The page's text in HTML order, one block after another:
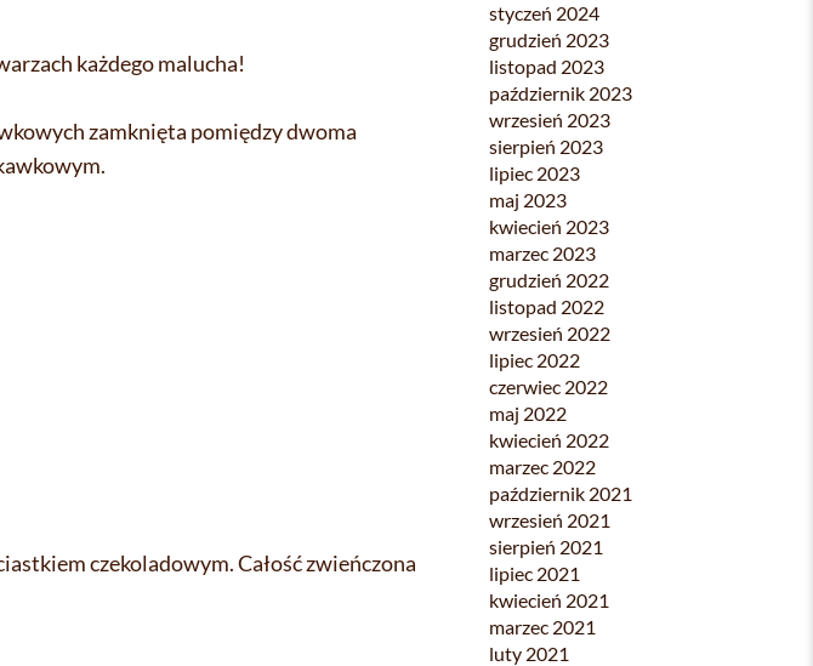
każdego malucha!
zamknięta pomiędzy dwoma
czekoladowym. Całość zwieńczona
styczeń 2024
grudzień 2023
listopad 2023
październik 2023
wrzesień 2023
sierpień 2023
lipiec 2023
maj 2023
kwiecień 2023
marzec 2023
grudzień 2022
listopad 2022
wrzesień 2022
lipiec 2022
czerwiec 2022
maj 2022
kwiecień 2022
marzec 2022
październik 2021
wrzesień 2021
sierpień 2021
lipiec 2021
kwiecień 2021
marzec 2021
luty 2021